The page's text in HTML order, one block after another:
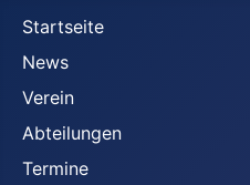
Startseite
News
Verein
Abteilungen
Termine